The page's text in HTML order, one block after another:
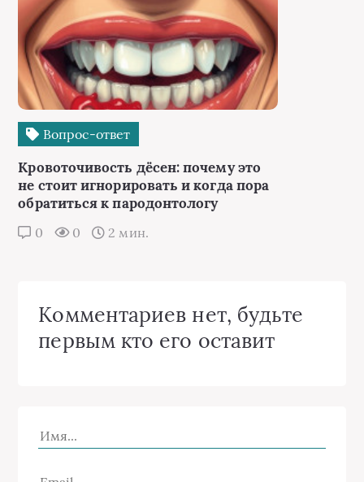
Вопрос-ответ
Кровоточивость дёсен: почему это
не стоит игнорировать и когда пора
обратиться к пародонтологу
0 0 2 мин.
Комментариев нет, будьте
первым кто его оставит